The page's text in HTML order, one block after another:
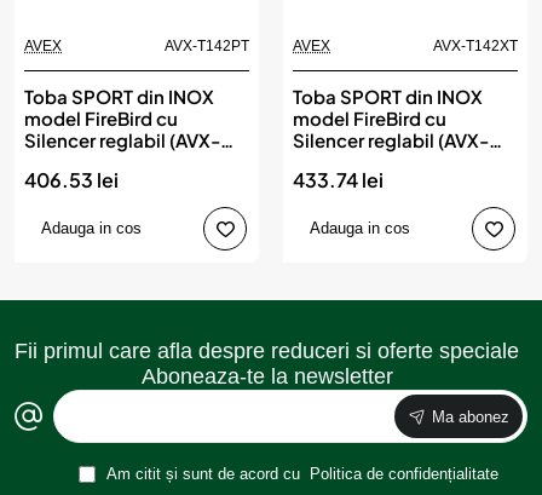
AVEX AVX-T142PT
Toba SPORT din INOX
model FireBird cu
Silencer reglabil (AVX-
406.53 lei
Adauga in cos
AVEX AVX-T142XT
Toba SPORT din INOX
model FireBird cu
Silencer reglabil (AVX-
433.74 lei
Adauga in cos
Fii primul care afla despre reduceri si oferte speciale
Aboneaza-te la newsletter
Ma abonez
Am citit și sunt de acord cu Politica de confidențialitate